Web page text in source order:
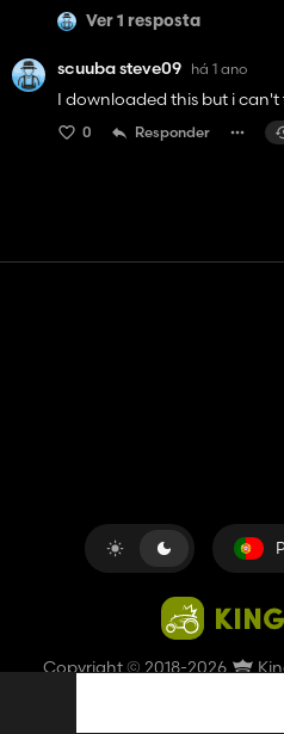
Ver 1 resposta
scuuba steve09 há 1 ano
I downloaded this but i can't
0 Responder
Copyright © 2018-2026